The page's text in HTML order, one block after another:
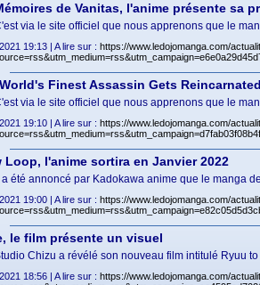
de Vanitas, l'anime présente sa
via le site officiel que nous apprenons que le
19:13 | A lire sur : https://www.ledojomanga.com/
Finest Assassin Gets
via le site officiel que nous apprenons que le
19:10 | A lire sur : https://www.ledojomanga.com/
Loop, l'anime sortira en Janvier 2022
a été annoncé par Kadokawa anime que le manga
19:00 | A lire sur : https://www.ledojomanga.com/
le film présente un visuel
Chizu a révélé son nouveau film intitulé Ryuu
18:56 | A lire sur : https://www.ledojomanga.com/